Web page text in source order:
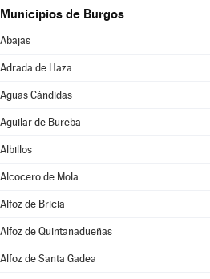
Municipios de Burgos
Abajas
Adrada de Haza
Aguas Cándidas
Aguilar de Bureba
Albillos
Alcocero de Mola
Alfoz de Bricia
Alfoz de Quintanadueñas
Alfoz de Santa Gadea